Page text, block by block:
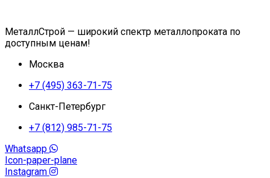
МеталлСтрой — широкий спектр металлопроката по
доступным ценам!
Москва
+7 (495) 363-71-75
Санкт-Петербург
+7 (812) 985-71-75
Whatsapp
Icon-paper-plane
Instagram